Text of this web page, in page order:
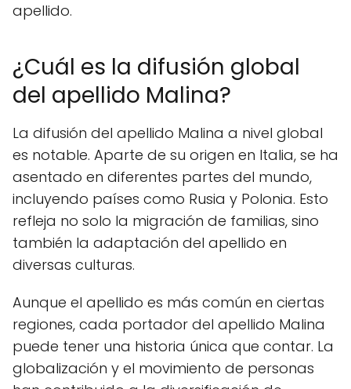
apellido.
¿Cuál es la difusión global
del apellido Malina?
La difusión del apellido Malina a nivel global
es notable. Aparte de su origen en Italia, se ha
asentado en diferentes partes del mundo,
incluyendo países como Rusia y Polonia. Esto
refleja no solo la migración de familias, sino
también la adaptación del apellido en
diversas culturas.
Aunque el apellido es más común en ciertas
regiones, cada portador del apellido Malina
puede tener una historia única que contar. La
globalización y el movimiento de personas